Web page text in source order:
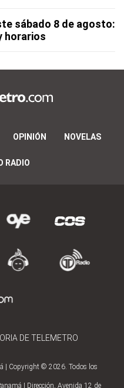
sábado 8 de agosto:
horarios
OPINIÓN NOVELAS
RADIO
DE TELEMETRO
| Copyright © 2026. Todos los
| Dirección, Avenida 12 de